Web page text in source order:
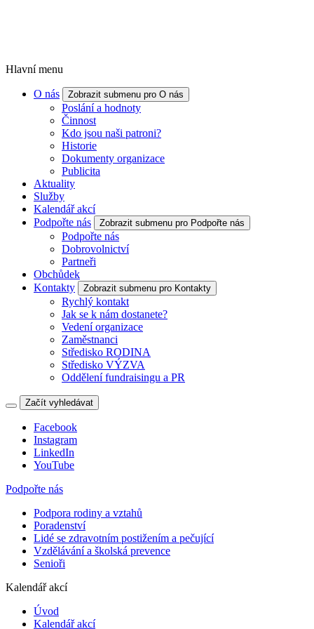
Hlavní menu
O nás Zobrazit submenu pro O nás
Poslání a hodnoty
Činnost
Kdo jsou naši patroni?
Historie
Dokumenty organizace
Publicita
Aktuality
Služby
Kalendář akcí
Podpořte nás
Zobrazit submenu pro Podpořte nás
Podpořte nás
Dobrovolnictví
Partneři
Obchůdek
Kontakty
Zobrazit submenu pro Kontakty
Rychlý kontakt
Jak se k nám dostanete?
Vedení organizace
Zaměstnanci
Středisko RODINA
Středisko VÝZVA
Oddělení fundraisingu a PR
Začít vyhledávat
Facebook
Instagram
LinkedIn
YouTube
Podpořte nás
Podpora rodiny a vztahů
Poradenství
Lidé se zdravotním postižením a pečující
Vzdělávání a školská prevence
Senioři
Kalendář akcí
Úvod
Kalendář akcí